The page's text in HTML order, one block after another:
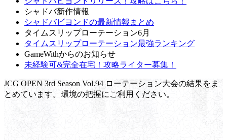
シャドバ新作情報
シャドバビヨンドの最新情報まとめ
タイムスリップローテーション6月
タイムスリップローテーション最強ランキング
GameWithからのお知らせ
未経験可&完全在宅！攻略ライター募集！
JCG OPEN 3rd Season Vol.94 ローテーション大会の結果をま
とめています。環境の把握にご利用ください。